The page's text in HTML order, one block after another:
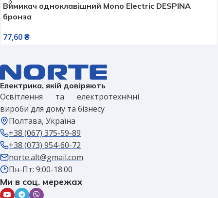
Вимикач одноклавішний Mono Electric DESPINA
бронза
77,60₴
Електрика, якій довіряють
Освітлення та електротехнічні
вироби для дому та бізнесу
Полтава, Україна
+38 (067) 375-59-89
+38 (073) 954-60-72
norte.alt@gmail.com
Пн-Пт: 9:00-18:00
Ми в соц. мережах